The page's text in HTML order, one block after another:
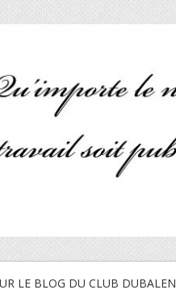
LE BLOG DU CLUB DUBALEN